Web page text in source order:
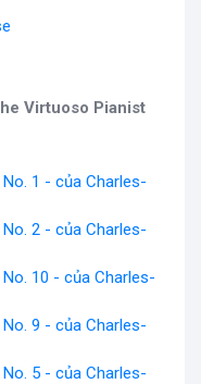
Virtuoso Pianist
1 - của Charles-
2 - của Charles-
10 - của Charles-
9 - của Charles-
5 - của Charles-